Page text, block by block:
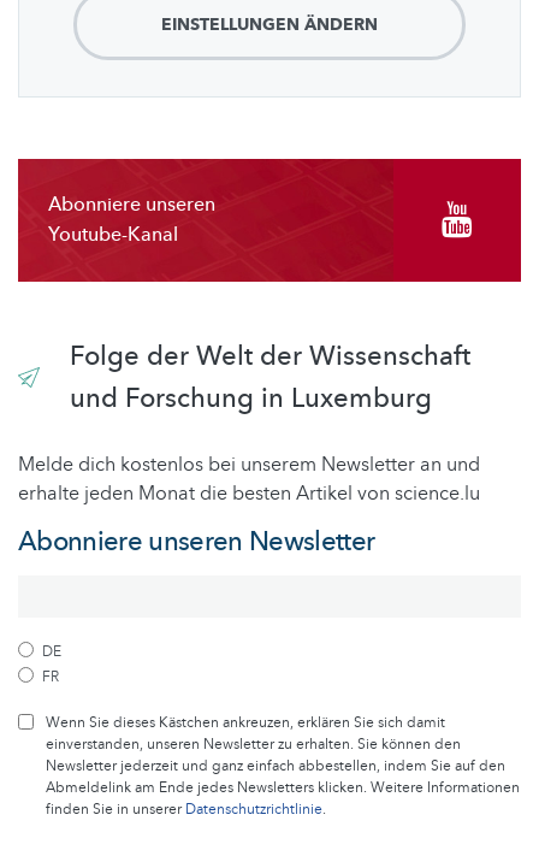
EINSTELLUNGEN ÄNDERN
Abonniere unseren
Youtube-Kanal
Folge der Welt der Wissenschaft
und Forschung in Luxemburg
Melde dich kostenlos bei unserem Newsletter an und
erhalte jeden Monat die besten Artikel von science.lu
Abonniere unseren Newsletter
DE
FR
Wenn Sie dieses Kästchen ankreuzen, erklären Sie sich damit
einverstanden, unseren Newsletter zu erhalten. Sie können den
Newsletter jederzeit und ganz einfach abbestellen, indem Sie auf den
Abmeldelink am Ende jedes Newsletters klicken. Weitere Informationen
finden Sie in unsererDatenschutzrichtlinie.